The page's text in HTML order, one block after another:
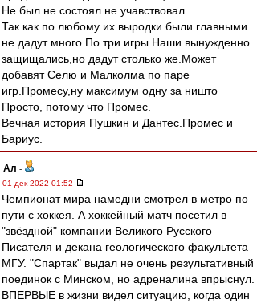
Не был не состоял не учавствовал.
Так как по любому их выродки были главными
не дадут много.По три игры.Наши вынужденно
защищались,но дадут столько же.Может
добавят Селю и Малколма по паре
игр.Промесу,ну максимум одну за ништо
Просто, потому что Промес.
Вечная история Пушкин и Дантес.Промес и
Бариус.
Ал -
01 дек 2022 01:52
Чемпионат мира намедни смотрел в метро по
пути с хоккея. А хоккейный матч посетил в
"звёздной" компании Великого Русского
Писателя и декана геологического факультета
МГУ. "Спартак" выдал не очень результативный
поединок с Минском, но адреналина впрыснул.
ВПЕРВЫЕ в жизни видел ситуацию, когда один